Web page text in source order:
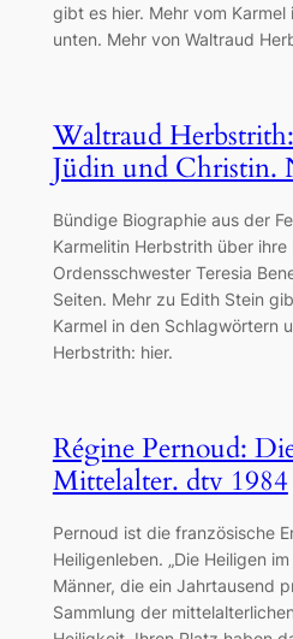
gibt es hier. Mehr vom
unten. Mehr von Waltraud
Waltraud
Jüdin und Christin.
Bündige Biographie aus der
Karmelitin Herbstrith über ihre
Ordensschwester Teresia
Seiten. Mehr zu Edith Stein
Karmel in den Schlagwörtern
Herbstrith: hier.
Régine Pernoud:
Mittelalter. dtv 1984
Pernoud ist die französische
Heiligenleben. „Die Heiligen
Männer, die ein Jahrtausend
Sammlung der